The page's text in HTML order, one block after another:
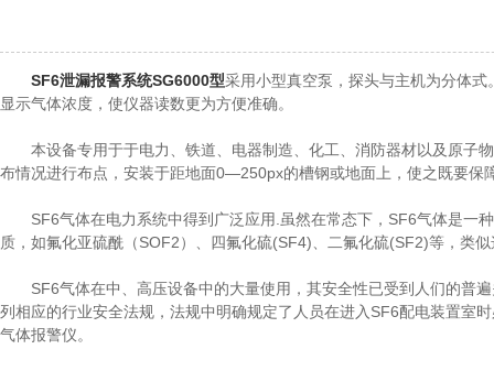
SF6泄漏报警系统SG6000型采用小型真空泵，探头与主机为分体
显示气体浓度，使仪器读数更为方便准确。
本设备专用于于电力、铁道、电器制造、化工、消防器材以及原子
布情况进行布点，安装于距地面0—250px的槽钢或地面上，使之既要保
SF6气体在电力系统中得到广泛应用.虽然在常态下，SF6气体是一种
质，如氟化亚硫酰（SOF2）、四氟化硫(SF4)、二氟化硫(SF2)等，类
SF6气体在中、高压设备中的大量使用，其安全性已受到人们的普遍
列相应的行业安全法规，法规中明确规定了人员在进入SF6配电装置室
气体报警仪。